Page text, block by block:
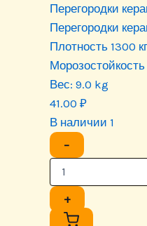
Перегородки
Перегородки
Плотность 1300
Вес: 9.0 kg
41.00 ₽
В наличии 1
−
+